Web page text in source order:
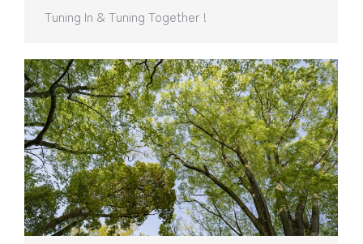
Tuning In & Tuning Together !